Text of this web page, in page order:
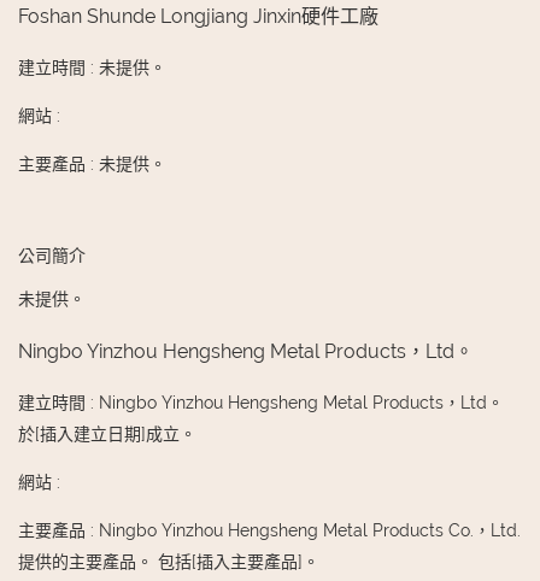
Foshan Shunde Longjiang Jinxin硬件工廠
建立時間 : 未提供。
網站 :
主要產品 : 未提供。
公司簡介
未提供。
Ningbo Yinzhou Hengsheng Metal Products，Ltd。
建立時間 : Ningbo Yinzhou Hengsheng Metal Products，Ltd。
於[插入建立日期]成立。
網站 :
主要產品 : Ningbo Yinzhou Hengsheng Metal Products Co.，Ltd.
提供的主要產品。 包括[插入主要產品]。